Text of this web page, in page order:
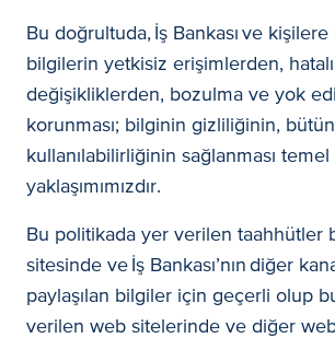
Bu doğrultuda, İş Bankası ve
bilgilerin yetkisiz erişimlerden,
değişikliklerden, bozulma ve yok
korunması; bilginin gizliliğinin,
kullanılabilirliğinin sağlanması temel
yaklaşımımızdır.
Bu politikada yer verilen taahhütler
sitesinde ve İş Bankası’nın diğer
paylaşılan bilgiler için geçerli olup
verilen web sitelerinde ve diğer